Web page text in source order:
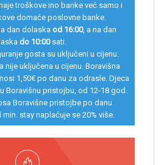
troškove ino banke već samo i
domaće poslovne banke.
dan dolaska od 16:00, a na dan
do 10:00sati.
gosta su uključeni u cijenu.
nije uključena u cijenu. Boravišna
1,50€ po danu za odrasle. Djeca
Boravišnu pristojbu, od 12-18 god.
Boravišne pristojbe po danu
stay naplaćuje se 20% više.